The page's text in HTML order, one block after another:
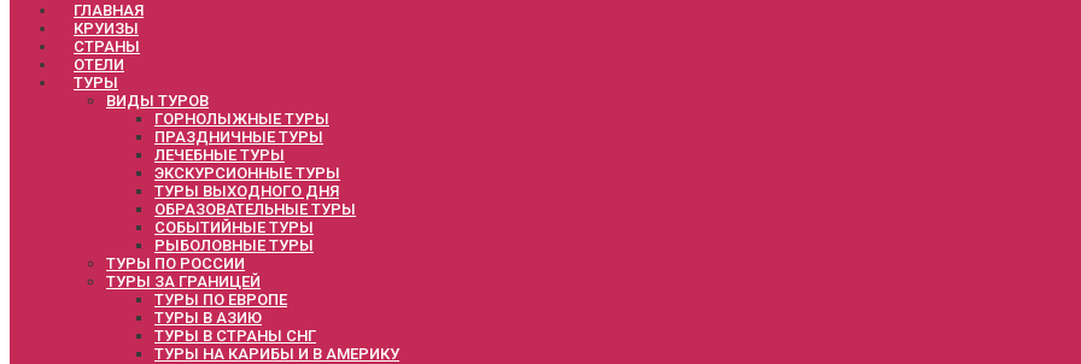
ГЛАВНАЯ
КРУИЗЫ
СТРАНЫ
ОТЕЛИ
ТУРЫ
ВИДЫ ТУРОВ
ГОРНОЛЫЖНЫЕ ТУРЫ
ПРАЗДНИЧНЫЕ ТУРЫ
ЛЕЧЕБНЫЕ ТУРЫ
ЭКСКУРСИОННЫЕ ТУРЫ
ТУРЫ ВЫХОДНОГО ДНЯ
ОБРАЗОВАТЕЛЬНЫЕ ТУРЫ
СОБЫТИЙНЫЕ ТУРЫ
РЫБОЛОВНЫЕ ТУРЫ
ТУРЫ ПО РОССИИ
ТУРЫ ЗА ГРАНИЦЕЙ
ТУРЫ ПО ЕВРОПЕ
ТУРЫ В АЗИЮ
ТУРЫ В СТРАНЫ СНГ
ТУРЫ НА КАРИБЫ И В АМЕРИКУ